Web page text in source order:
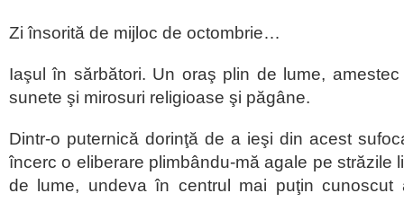
Zi însorită de mijloc de octombrie…
Iaşul în sărbători. Un oraş plin de lume,
sunete şi mirosuri religioase şi păgâne.
Dintr-o puternică dorinţă de a ieşi din acest
încerc o eliberare plimbându-mă agale pe străzile
de lume, undeva în centrul mai puţin cunoscut